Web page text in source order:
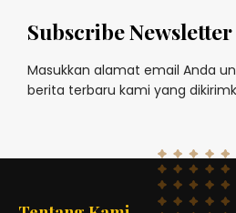
Subscribe Newsletter
Masukkan alamat email Anda
berita terbaru kami yang